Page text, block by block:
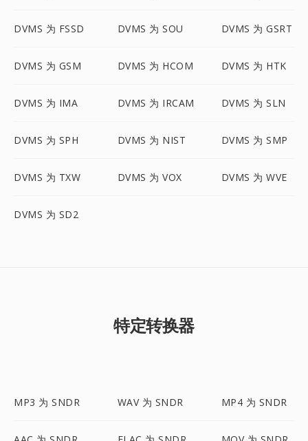
DVMS 为 FSSD DVMS 为 SOU DVMS 为 GSRT
DVMS 为 GSM DVMS 为 HCOM DVMS 为 HTK
DVMS 为 IMA DVMS 为 IRCAM DVMS 为 SLN
DVMS 为 SPH DVMS 为 NIST DVMS 为 SMP
DVMS 为 TXW DVMS 为 VOX DVMS 为 WVE
DVMS 为 SD2
特定转换器
MP3 为 SNDR WAV 为 SNDR MP4 为 SNDR